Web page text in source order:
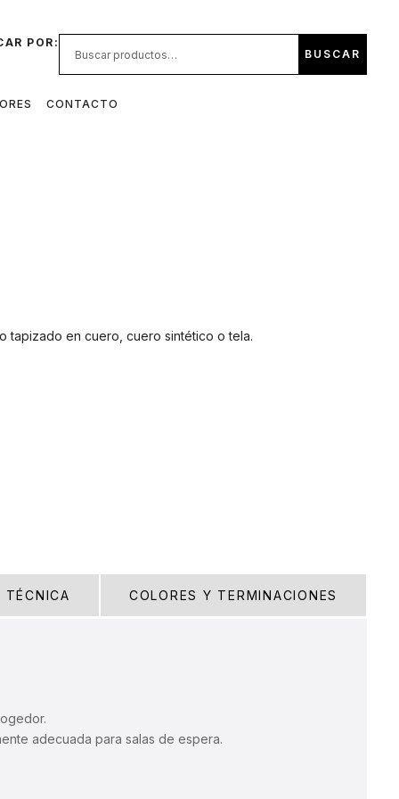
POR:
BUSCAR
CONTACTO
tapizado en cuero, cuero sintético o tela.
TÉCNICA COLORES Y TERMINACIONES
adecuada para salas de espera.